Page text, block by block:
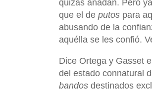
quizás añadan. Pero
que el de putos para
abusando de la
aquélla se les confió.
Dice Ortega y Gasset
del estado connatural
bandos destinados